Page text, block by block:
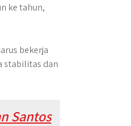
ke tahun,
bekerja
stabilitas dan
Santos